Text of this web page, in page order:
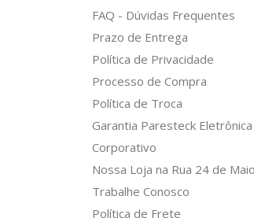
FAQ - Dúvidas Frequentes
Prazo de Entrega
Política de Privacidade
Processo de Compra
Política de Troca
Garantia Paresteck Eletrônica
Corporativo
Nossa Loja na Rua 24 de Maio
Trabalhe Conosco
Política de Frete